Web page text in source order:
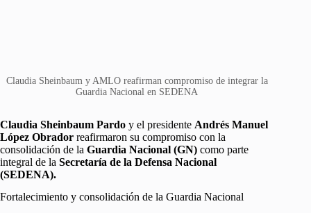
Claudia Sheinbaum y AMLO reafirman compromiso de integrar la
Guardia Nacional en SEDENA
Claudia Sheinbaum Pardo y el presidente Andrés Manuel
López Obrador reafirmaron su compromiso con la
consolidación de la Guardia Nacional (GN) como parte
integral de la Secretaría de la Defensa Nacional
(SEDENA).
Fortalecimiento y consolidación de la Guardia Nacional